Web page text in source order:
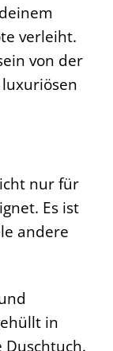
verleiht.
von der
nur für
Es ist
andere
in
Duschtuch.